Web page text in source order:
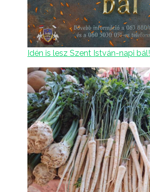
Idén is lesz Szent István-napi bál!